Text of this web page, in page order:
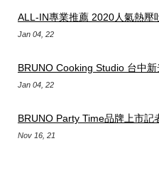
ALL-IN專業推薦 2020人氣熱壓
Jan 04, 22
BRUNO Cooking Studio 台中新
Jan 04, 22
BRUNO Party Time品牌上市記
Nov 16, 21